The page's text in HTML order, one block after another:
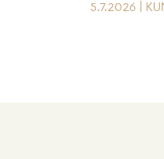
5.7.2026 |